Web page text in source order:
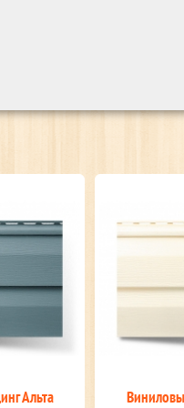
Альта